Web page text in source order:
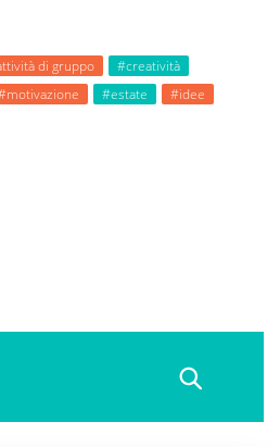
di gruppo
#creatività
#estate
#idee